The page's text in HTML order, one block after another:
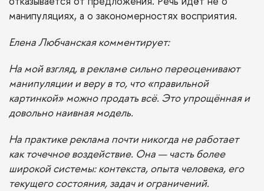
манипуляциях, а о закономерностях восприятия.
Елена Любчанская комментирует:
На мой взгляд, в рекламе сильно переоценивают
манипуляции и веру в то, что «правильной
картинкой» можно продать всё. Это упрощённая и
довольно наивная модель.
На практике реклама почти никогда не работает
как точечное воздействие. Она — часть более
широкой системы: контекста, опыта человека, его
текущего состояния, задач и ограничений.